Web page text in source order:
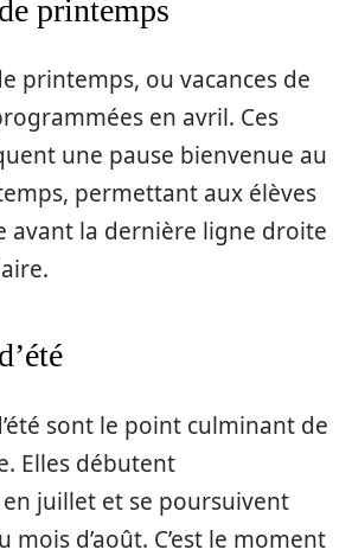
printemps
printemps, ou vacances de
en avril. Ces
une pause bienvenue au
permettant aux élèves
avant la dernière ligne droite
sont le point culminant de
Elles débutent
juillet et se poursuivent
mois d’août. C’est le moment